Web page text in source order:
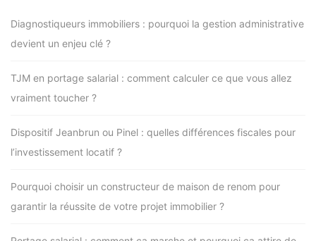
Diagnostiqueurs immobiliers : pourquoi la gestion administrative
devient un enjeu clé ?
TJM en portage salarial : comment calculer ce que vous allez
vraiment toucher ?
Dispositif Jeanbrun ou Pinel : quelles différences fiscales pour
l’investissement locatif ?
Pourquoi choisir un constructeur de maison de renom pour
garantir la réussite de votre projet immobilier ?